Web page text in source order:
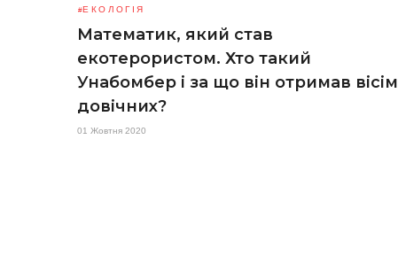
ЕКОЛОГІЯ
Математик, який став
екотерористом. Хто такий
Унабомбер і за що він отримав вісім
довічних?
01 Жовтня 2020